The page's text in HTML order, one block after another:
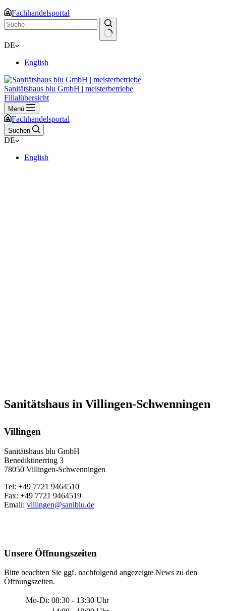
Fachhandelsportal
Keine
DE
English
Sanitätshaus blu GmbH | meisterbetriebe
Filialübersicht
Menü
Fachhandelsportal
Suchen
DE
English
Sanitätshaus in Villingen-Schwenningen
Villingen
Sanitätshaus blu GmbH
Benediktinerring 3
78050 Villingen-Schwenningen
Tel: +49 7721 9464510
Fax: +49 7721 9464519
Email: villingen@saniblu.de
Unsere Öffnungszeiten
Bitte beachten Sie ggf. nachfolgend angezeigte News zu den
Öffnungszeiten.
Mo-Di: 08:30 - 13:30 Uhr